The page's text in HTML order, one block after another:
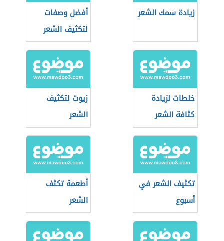
زيادة سمك الشعر
أفضل وصفات
لتكثيف الشعر
خلطات لزيادة
كثافة الشعر
وتحفيز نموه
زيوت لتكثيف
الشعر
تكثيف الشعر في
أسبوع
أطعمة تكثف
الشعر